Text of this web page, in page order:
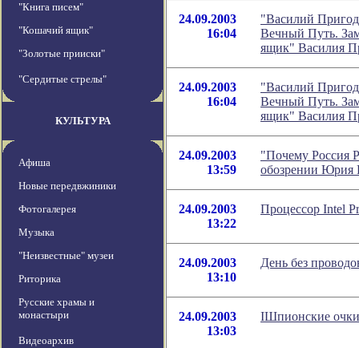
"Книга писем"
"Кошачий ящик"
"Золотые прииски"
"Сердитые стрелы"
КУЛЬТУРА
Афиша
Новые передвжиники
Фотогалерея
Музыка
"Неизвестные" музеи
Риторика
Русские храмы и
монастыри
Видеоархив
24.09.2003
16:04
"Василий
Вечный Путь.
ящик" Василия
24.09.2003
16:04
"Василий
Вечный Путь.
ящик" Василия
24.09.2003
13:59
"Почему Россия
обозрении Юрия
24.09.2003
13:22
Процессор Intel
24.09.2003
13:10
День без
24.09.2003
13:03
IШпионские очки